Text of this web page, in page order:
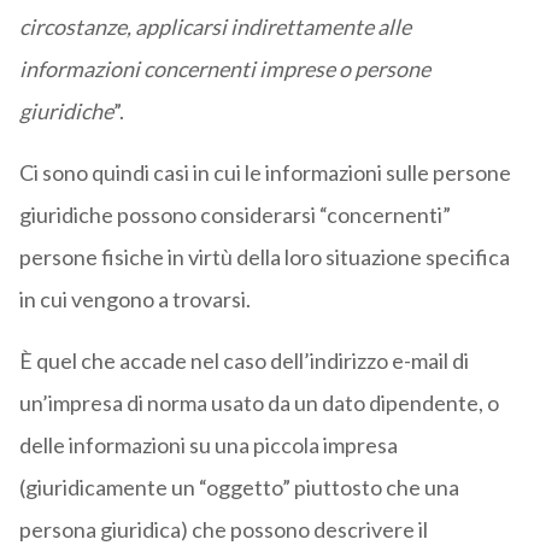
circostanze, applicarsi indirettamente alle
informazioni concernenti imprese o persone
giuridiche”.
Ci sono quindi casi in cui le informazioni sulle persone
giuridiche possono considerarsi “concernenti”
persone fisiche in virtù della loro situazione specifica
in cui vengono a trovarsi.
È quel che accade nel caso dell’indirizzo e-mail di
un’impresa di norma usato da un dato dipendente, o
delle informazioni su una piccola impresa
(giuridicamente un “oggetto” piuttosto che una
persona giuridica) che possono descrivere il